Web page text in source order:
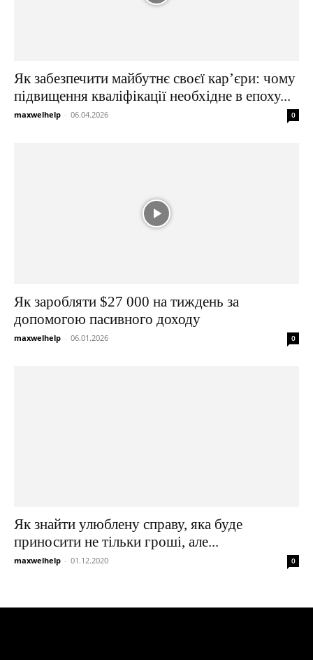
Як забезпечити майбутнє своєї кар’єри: чому
підвищення кваліфікації необхідне в епоху...
maxwelhelp - 06.04.2026 0
Як заробляти $27 000 на тиждень за
допомогою пасивного доходу
maxwelhelp - 06.01.2026 0
Як знайти улюблену справу, яка буде
приносити не тільки гроші, але...
maxwelhelp - 01.12.2020 0